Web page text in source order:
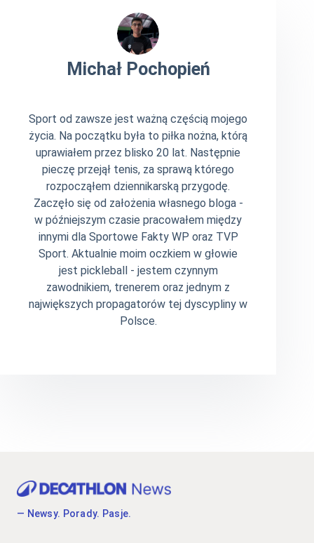
Michał Pochopień
Sport od zawsze jest ważną częścią mojego
życia. Na początku była to piłka nożna, którą
uprawiałem przez blisko 20 lat. Następnie
pieczę przejął tenis, za sprawą którego
rozpocząłem dziennikarską przygodę.
Zaczęło się od założenia własnego bloga -
w późniejszym czasie pracowałem między
innymi dla Sportowe Fakty WP oraz TVP
Sport. Aktualnie moim oczkiem w głowie
jest pickleball - jestem czynnym
zawodnikiem, trenerem oraz jednym z
największych propagatorów tej dyscypliny w
Polsce.
— Newsy. Porady. Pasje.